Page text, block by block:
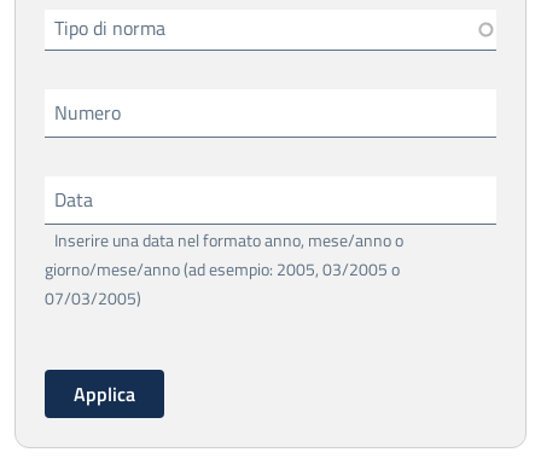
Tipo di norma
Numero
Data
Inserire una data nel formato anno, mese/anno o
giorno/mese/anno (ad esempio: 2005, 03/2005 o
07/03/2005)